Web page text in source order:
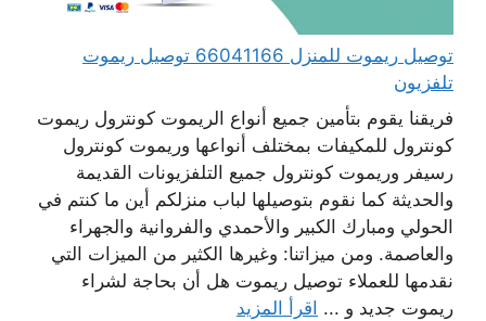
توصيل ريموت للمنزل 66041166 توصيل ريموت
تلفزيون
فريقنا يقوم بتأمين جميع أنواع الريموت كونترول ريموت
كونترول للمكيفات بمختلف أنواعها وريموت كونترول
رسيفر وريموت كونترول جميع التلفزيونات القديمة
والحديثة كما نقوم بتوصيلها لباب منزلكم أين ما كنتم في
الحولي ومبارك الكبير والأحمدي والفروانية والجهراء
والعاصمة. ومن ميزاتنا: وغيرها الكثير من الميزات التي
نقدمها للعملاء توصيل ريموت هل أن بحاجة لشراء
ريموت جديد و ... اقرأ المزيد